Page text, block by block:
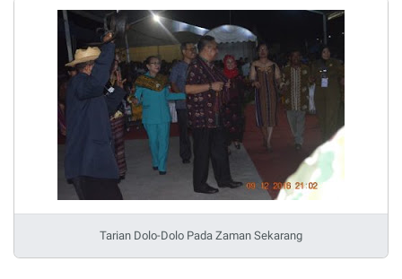
Tarian Dolo-Dolo Pada Zaman Sekarang